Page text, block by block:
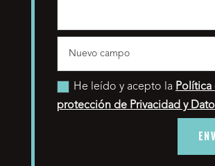
He leído y acepto la Política
protección de Privacidad y